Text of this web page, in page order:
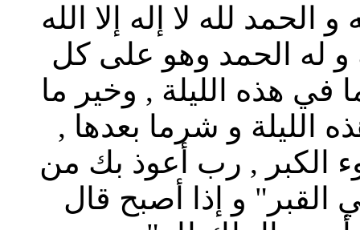
لله لا إله إلا الله
و له الحمد وهو على كل
هذه الليلة , وخير ما
الليلة و شرما بعدها ,
الكبر , رب أعوذ بك من
و إذا أصبح قال